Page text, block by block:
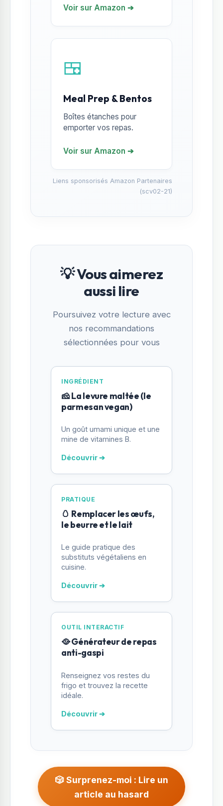
Voir sur Amazon ➔
🍱
Meal Prep & Bentos
Boîtes étanches pour
emporter vos repas.
Voir sur Amazon ➔
Liens sponsorisés Amazon Partenaires
(scv02-21)
💡 Vous aimerez
aussi lire
Poursuivez votre lecture avec
nos recommandations
sélectionnées pour vous
INGRÉDIENT
🧀 La levure maltée (le
parmesan vegan)
Un goût umami unique et une
mine de vitamines B.
Découvrir ➔
PRATIQUE
🥚 Remplacer les œufs,
le beurre et le lait
Le guide pratique des
substituts végétaliens en
cuisine.
Découvrir ➔
OUTIL INTERACTIF
🥘 Générateur de repas
anti-gaspi
Renseignez vos restes du
frigo et trouvez la recette
idéale.
Découvrir ➔
🎲 Surprenez-moi : Lire un
article au hasard